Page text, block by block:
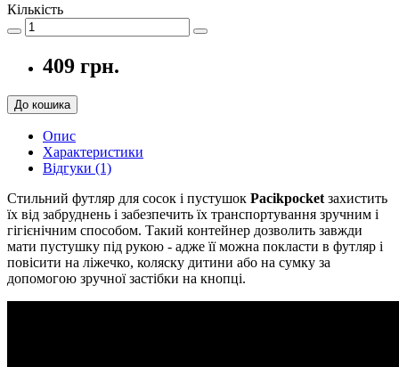
Кількість
409 грн.
До кошика
Опис
Характеристики
Відгуки (1)
Стильний футляр для сосок і пустушок Рacikpocketзахистить
їх від забруднень і забезпечить їх транспортування зручним і
гігієнічним способом. Такий контейнер дозволить завжди
мати пустушку під рукою - адже її можна покласти в футляр і
повісити на ліжечко, коляску дитини або на сумку за
допомогою зручної застібки на кнопці.